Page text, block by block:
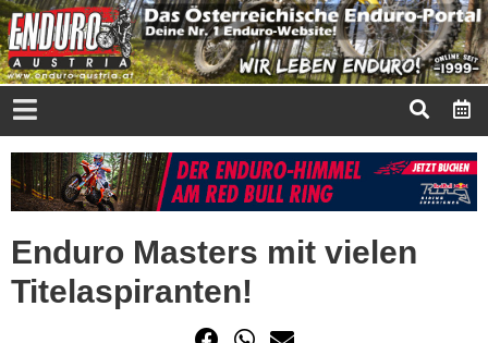
Enduro Masters mit vielen
Titelaspiranten!